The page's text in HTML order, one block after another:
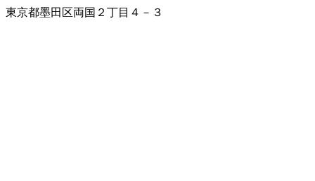
東京都墨田区両国２丁目４－３